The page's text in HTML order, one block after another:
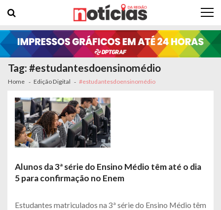
Tag: #estudantesdoensinomédio
Home Edição Digital #estudantesdoensinomédio
Alunos da 3ª série do Ensino Médio têm até o dia
5 para confirmação no Enem
Estudantes matriculados na 3ª série do Ensino Médio têm